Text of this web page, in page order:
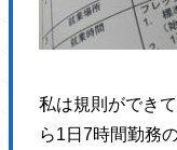
私は規則ができ
ら1日7時間勤務
<link rel="alternate"
<link rel='dns-prefetch'
<!-- BEGIN: WP Social
(function (d, s, id) {